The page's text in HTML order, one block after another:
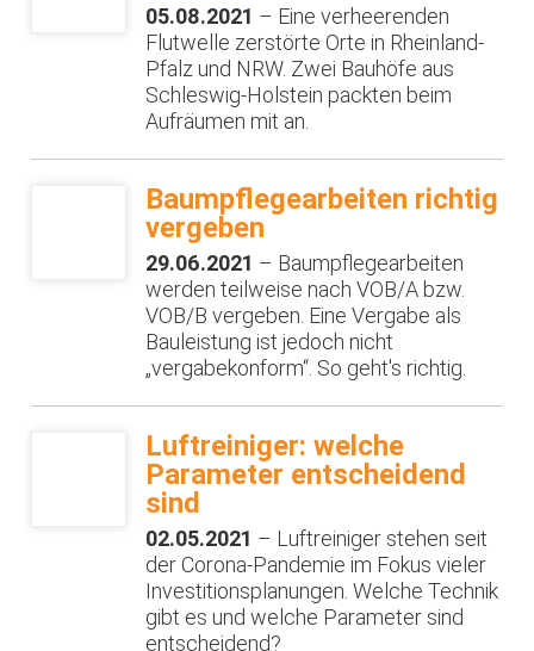
05.08.2021 – Eine verheerenden
Flutwelle zerstörte Orte in Rheinland-
Pfalz und NRW. Zwei Bauhöfe aus
Schleswig-Holstein packten beim
Aufräumen mit an.
Baumpflegearbeiten richtig
vergeben
29.06.2021 – Baumpflegearbeiten
werden teilweise nach VOB/A bzw.
VOB/B vergeben. Eine Vergabe als
Bauleistung ist jedoch nicht
„vergabekonform“. So geht's richtig.
Luftreiniger: welche
Parameter entscheidend
sind
02.05.2021 – Luftreiniger stehen seit
der Corona-Pandemie im Fokus vieler
Investitionsplanungen. Welche Technik
gibt es und welche Parameter sind
entscheidend?